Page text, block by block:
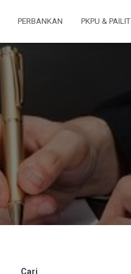
PERBANKAN PKPU & PAILIT
Cari